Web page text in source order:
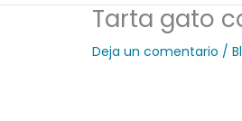
Tarta gato
Deja un comentario /